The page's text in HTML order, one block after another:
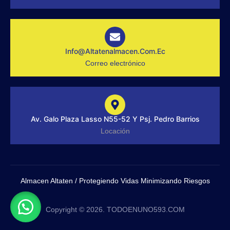
r
a
-
1
-
i
g
Info@altatenalmacen.com.ec
Correo electrónico
Av. Galo Plaza Lasso N55-52 Y Psj. Pedro Barrios
Locación
Almacen Altaten / Protegiendo Vidas Minimizando Riesgos
Copyright © 2026. TODOENUNO593.COM